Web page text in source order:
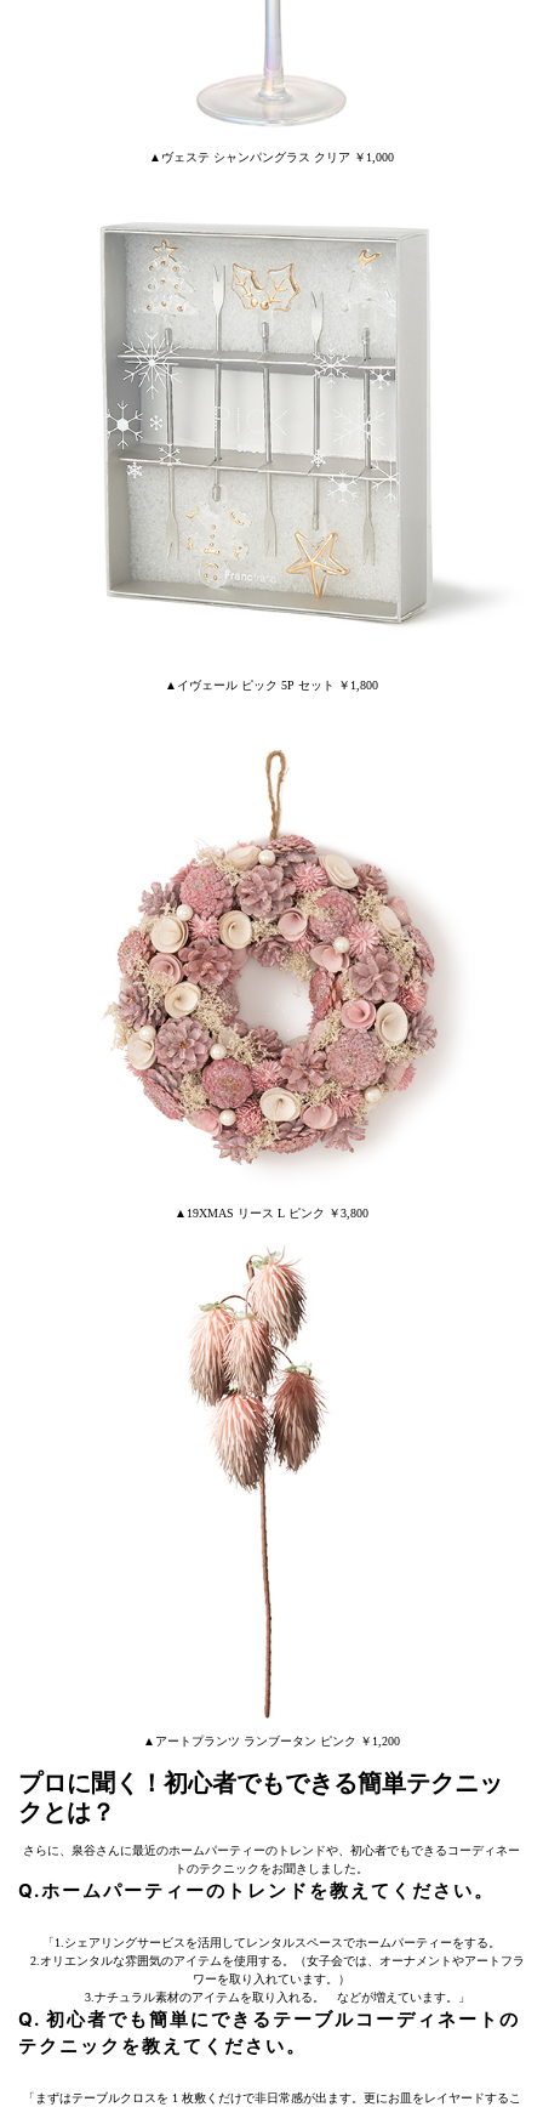
▲ヴェステ シャンパングラス クリア ￥1,000
▲イヴェール ピック 5P セット ￥1,800
▲19XMAS リース L ピンク ￥3,800
▲アートプランツ ランブータン ピンク ￥1,200
プロに聞く！初心者でもできる簡単テクニッ
クとは？
さらに、泉谷さんに最近のホームパーティーのトレンドや、初心者でもできるコーディネー
トのテクニックをお聞きしました。
Q.ホームパーティーのトレンドを教えてください。
「1.シェアリングサービスを活用してレンタルスペースでホームパーティーをする。
2.オリエンタルな雰囲気のアイテムを使用する。（女子会では、オーナメントやアートフラ
ワーを取り入れています。）
3.ナチュラル素材のアイテムを取り入れる。 などが増えています。」
Q. 初心者でも簡単にできるテーブルコーディネートの
テクニックを教えてください。
「まずはテーブルクロスを 1 枚敷くだけで非日常感が出ます。更にお皿をレイヤードするこ